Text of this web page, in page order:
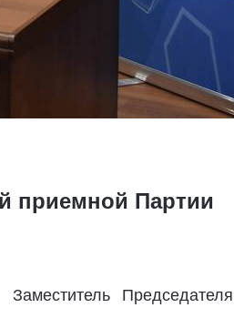
приемной Партии
Председателя